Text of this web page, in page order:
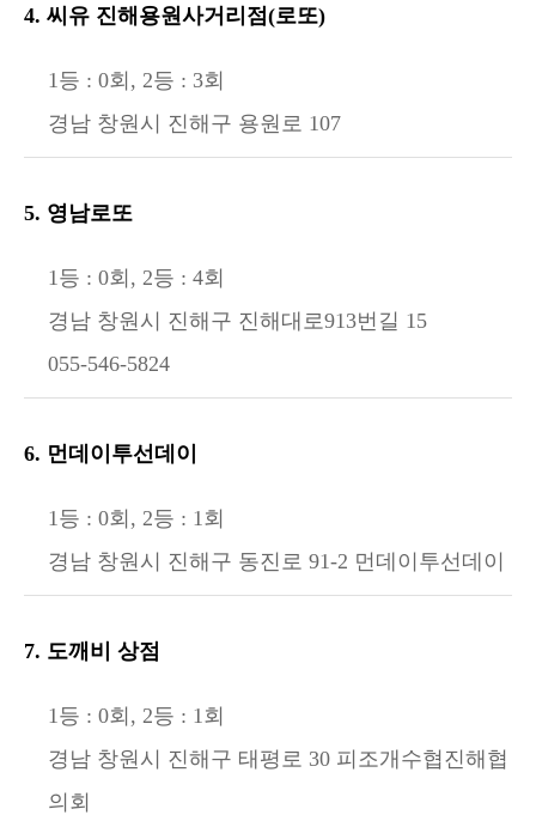
4. 씨유 진해용원사거리점(로또)
1등 : 0회, 2등 : 3회
경남 창원시 진해구 용원로 107
5. 영남로또
1등 : 0회, 2등 : 4회
경남 창원시 진해구 진해대로913번길 15
055-546-5824
6. 먼데이투선데이
1등 : 0회, 2등 : 1회
경남 창원시 진해구 동진로 91-2 먼데이투선데이
7. 도깨비 상점
1등 : 0회, 2등 : 1회
경남 창원시 진해구 태평로 30 피조개수협진해협
의회